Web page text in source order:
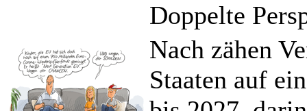
Doppelte
Nach zähen
Staaten auf